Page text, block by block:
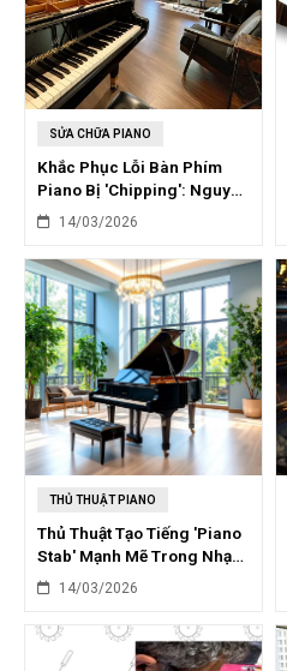
SỬA CHỮA PIANO
Khắc Phục Lỗi Bàn Phím
Piano Bị 'Chipping': Nguyên
Nhân & Giải Pháp
14/03/2026
THỦ THUẬT PIANO
Thủ Thuật Tạo Tiếng 'Piano
Stab' Mạnh Mẽ Trong Nhạc
Pop Với VST
14/03/2026